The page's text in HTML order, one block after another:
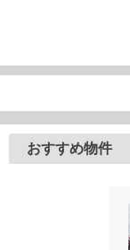
おすすめ物件